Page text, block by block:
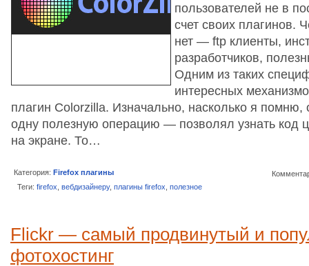
пользователей не в
счет своих плагинов.
нет — ftp клиенты,
разработчиков,
Одним из таких
интересных
плагин Colorzilla. Изначально, насколько я
одну полезную операцию — позволял узнать код
на экране. То…
Категория: Firefox плагины
Теги: firefox вебдизайнеру, плагины firefox полезное
Flickr — самый продвинутый и
фотохостинг